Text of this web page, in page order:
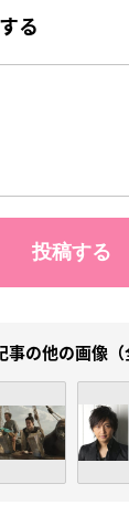
る
事の他の画像（